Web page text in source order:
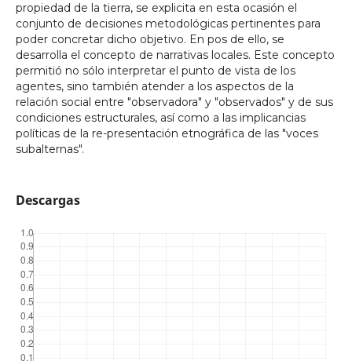
propiedad de la tierra, se explicita en esta ocasión el
conjunto de decisiones metodológicas pertinentes para
poder concretar dicho objetivo. En pos de ello, se
desarrolla el concepto de narrativas locales. Este concepto
permitió no sólo interpretar el punto de vista de los
agentes, sino también atender a los aspectos de la
relación social entre "observadora" y "observados" y de sus
condiciones estructurales, así como a las implicancias
políticas de la re-presentación etnográfica de las "voces
subalternas".
Descargas